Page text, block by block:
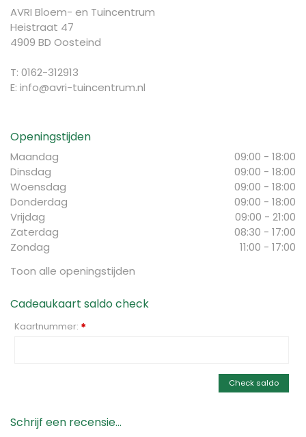
AVRI Bloem- en Tuincentrum
Heistraat 47
4909 BD Oosteind
T: 0162-312913
E: info@avri-tuincentrum.nl
Openingstijden
Maandag
09:00 - 18:00
Dinsdag
09:00 - 18:00
Woensdag
09:00 - 18:00
Donderdag
09:00 - 18:00
Vrijdag
09:00 - 21:00
Zaterdag
08:30 - 17:00
Zondag
11:00 - 17:00
Toon alle openingstijden
Cadeaukaart saldo check
Kaartnummer: *
Check saldo
Schrijf een recensie...